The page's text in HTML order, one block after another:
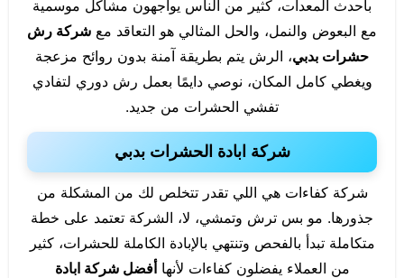
بأحدث المعدات، كثير من الناس يواجهون مشاكل موسمية
مع البعوض والنمل، والحل المثالي هو التعاقد مع شركة رش
حشرات بدبي، الرش يتم بطريقة آمنة بدون روائح مزعجة
ويغطي كامل المكان، نوصي دايمًا بعمل رش دوري لتفادي
تفشي الحشرات من جديد.
شركة ابادة الحشرات بدبي
شركة كفاءات هي اللي تقدر تتخلص لك من المشكلة من
جذورها. مو بس ترش وتمشي، لا، الشركة تعتمد على خطة
متكاملة تبدأ بالفحص وتنتهي بالإبادة الكاملة للحشرات، كثير
من العملاء يفضلون كفاءات لأنهاأفضل شركة ابادة